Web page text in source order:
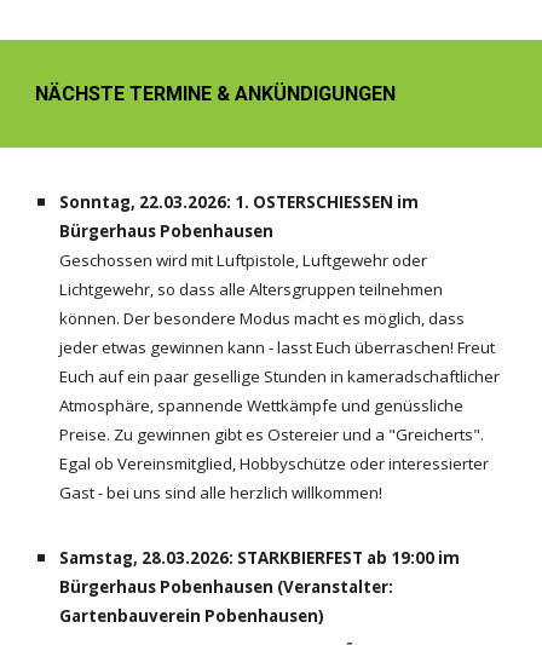
NÄCHSTE TERMINE & ANKÜNDIGUNGEN
Sonntag, 22.03.2026: 1. OSTERSCHIESSEN im
Bürgerhaus Pobenhausen
Geschossen wird mit Luftpistole, Luftgewehr oder
Lichtgewehr, so dass alle Altersgruppen teilnehmen
können. Der besondere Modus macht es möglich, dass
jeder etwas gewinnen kann - lasst Euch überraschen! Freut
Euch auf ein paar gesellige Stunden in kameradschaftlicher
Atmosphäre, spannende Wettkämpfe und genüssliche
Preise. Zu gewinnen gibt es Ostereier und a "Greicherts".
Egal ob Vereinsmitglied, Hobbyschütze oder interessierter
Gast - bei uns sind alle herzlich willkommen!
Samstag, 28.03.2026: STARKBIERFEST ab 19:00 im
Bürgerhaus Pobenhausen (Veranstalter:
Gartenbauverein Pobenhausen)